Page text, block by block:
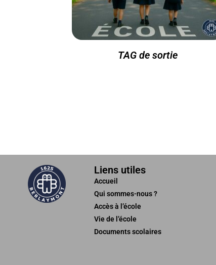
TAG de sortie
Liens utiles
Accueil
Qui sommes-nous ?
Accès à l’école
Vie de l’école
Documents scolaires